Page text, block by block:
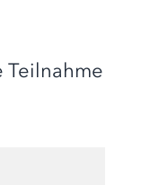
Teilnahme